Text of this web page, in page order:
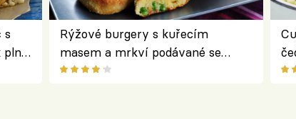
s
plný
Rýžové burgery s kuřecím
masem a mrkví podávané se
salátem – lehká a chutná večeře